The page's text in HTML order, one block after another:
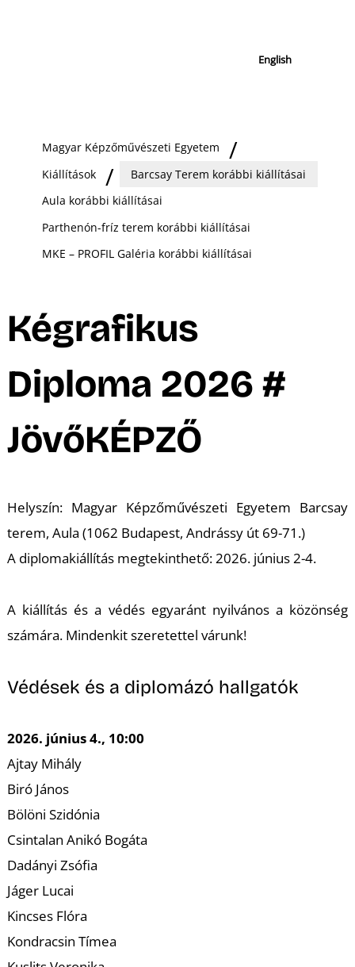
English
Magyar Képzőművészeti Egyetem
Kiállítások
Barcsay Terem korábbi kiállításai
Aula korábbi kiállításai
Parthenón-fríz terem korábbi kiállításai
MKE – PROFIL Galéria korábbi kiállításai
Kégrafikus
Diploma 2026 #
JövőKÉPZŐ
Helyszín: Magyar Képzőművészeti Egyetem Barcsay
terem, Aula (1062 Budapest, Andrássy út 69-71.)
A diplomakiállítás megtekinthető: 2026. június 2-4.
A kiállítás és a védés egyaránt nyilvános a közönség
számára. Mindenkit szeretettel várunk!
Védések és a diplomázó hallgatók
2026. június 4., 10:00
Ajtay Mihály
Biró János
Bölöni Szidónia
Csintalan Anikó Bogáta
Dadányi Zsófia
Jáger Lucai
Kincses Flóra
Kondracsin Tímea